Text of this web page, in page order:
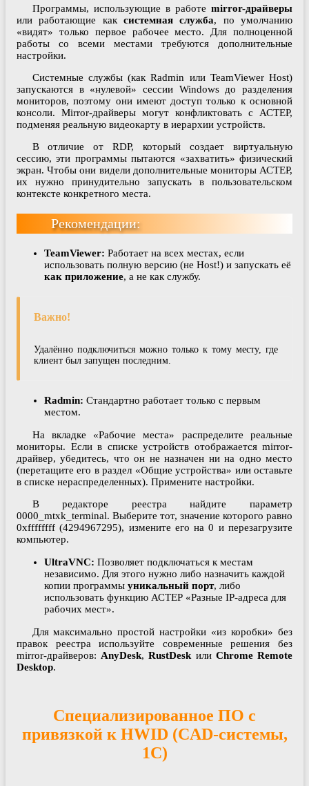
Программы, использующие в работе mirror-драйверы
или работающие как системная служба, по умолчанию
«видят» только первое рабочее место. Для полноценной
работы со всеми местами требуются дополнительные
настройки.
Системные службы (как Radmin или TeamViewer Host)
запускаются в «нулевой» сессии Windows до разделения
мониторов, поэтому они имеют доступ только к основной
консоли. Mirror-драйверы могут конфликтовать с АСТЕР,
подменяя реальную видеокарту в иерархии устройств.
В отличие от RDP, который создает виртуальную
сессию, эти программы пытаются «захватить» физический
экран. Чтобы они видели дополнительные мониторы АСТЕР,
их нужно принудительно запускать в пользовательском
контексте конкретного места.
Рекомендации:
TeamViewer: Работает на всех местах, если
использовать полную версию (не Host!) и запускать её
как приложение, а не как службу.
Важно!
Удалённо подключиться можно только к тому месту, где
клиент был запущен последним.
Radmin: Стандартно работает только с первым
местом.
На вкладке «Рабочие места» распределите реальные
мониторы. Если в списке устройств отображается mirror-
драйвер, убедитесь, что он не назначен ни на одно место
(перетащите его в раздел «Общие устройства» или оставьте
в списке нераспределенных). Примените настройки.
В редакторе реестра найдите параметр
0000_mtxk_terminal. Выберите тот, значение которого равно
0xffffffff (4294967295), измените его на 0 и перезагрузите
компьютер.
UltraVNC: Позволяет подключаться к местам
независимо. Для этого нужно либо назначить каждой
копии программы уникальный порт, либо
использовать функцию АСТЕР «Разные IP-адреса для
рабочих мест».
Для максимально простой настройки «из коробки» без
правок реестра используйте современные решения без
mirror-драйверов:AnyDesk,RustDeskили Chrome Remote
Desktop.
Специализированное ПО с
привязкой к HWID (CAD-системы,
1С)